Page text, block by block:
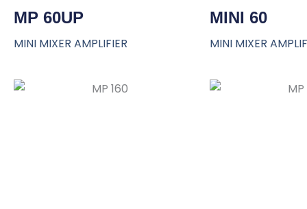
MP 60UP
MINI MIXER AMPLIFIER
MINI 60
MINI MIXER